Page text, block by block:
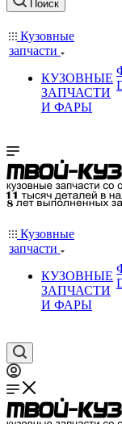
Поиск
Кузовные
запчасти
КУЗОВНЫЕ
ЗАПЧАСТИ
И ФАРЫ
Кузовные
запчасти
КУЗОВНЫЕ
ЗАПЧАСТИ
И ФАРЫ